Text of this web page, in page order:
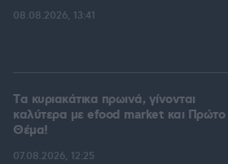
08.08.2026, 13:41
Tα κυριακάτικα πρωινά, γίνονται
καλύτερα με efood market και Πρώτο
Θέμα!
07.08.2026, 12:25